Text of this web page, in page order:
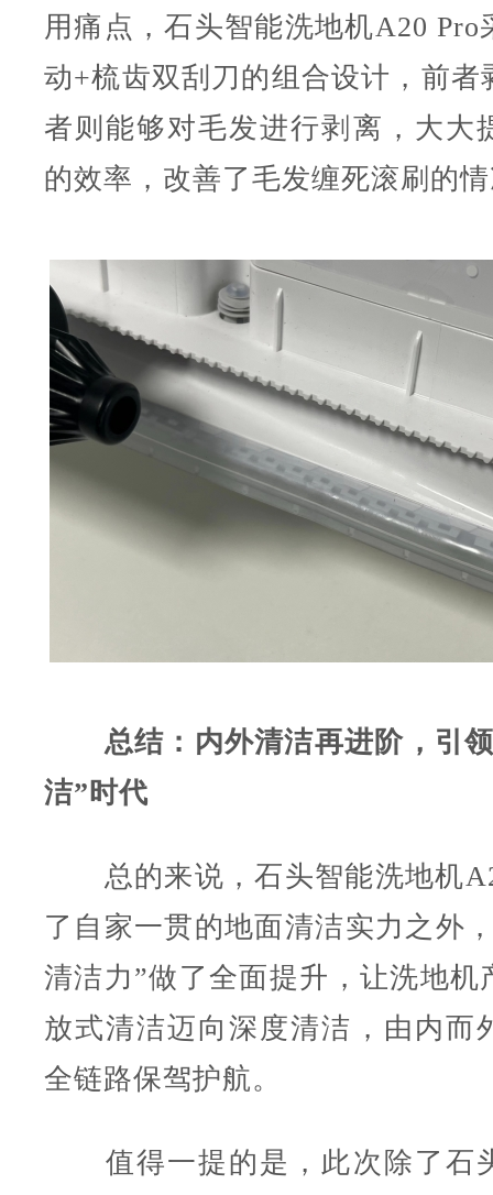
用痛点，石头智能洗地机A20 Pro
动+梳齿双刮刀的组合设计，前者
者则能够对毛发进行剥离，大大
的效率，改善了毛发缠死滚刷的
总结：内外清洁再进阶，引
洁”时代
总的来说，石头智能洗地机
了自家一贯的地面清洁实力之外
清洁力”做了全面提升，让洗地机
放式清洁迈向深度清洁，由内而
全链路保驾护航。
值得一提的是，此次除了石